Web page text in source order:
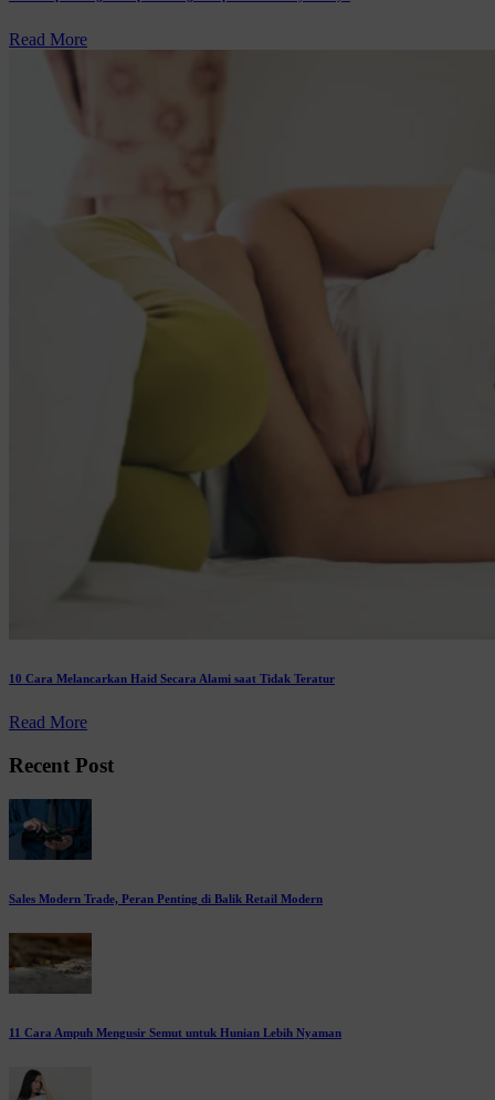
Read More
10 Cara Melancarkan Haid Secara Alami saat Tidak Teratur
Read More
Recent Post
Sales Modern Trade, Peran Penting di Balik Retail Modern
11 Cara Ampuh Mengusir Semut untuk Hunian Lebih Nyaman